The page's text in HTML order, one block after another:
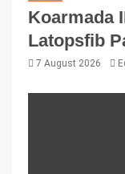
Koarmada
Latopsfib
7 August 2026